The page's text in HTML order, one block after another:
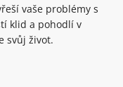
vaše problémy s
klid a pohodlí v
svůj život.